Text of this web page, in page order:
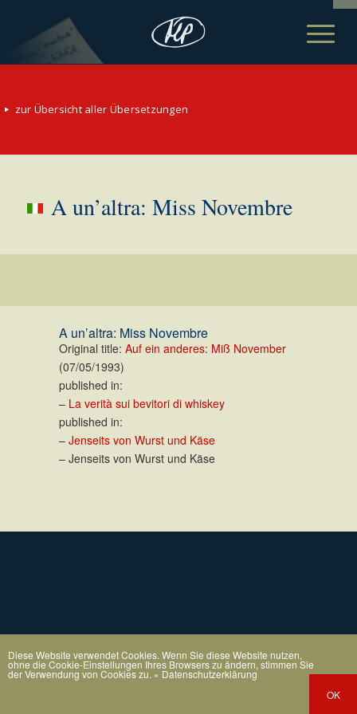
zur Übersicht aller Übersetzungen
A un’altra: Miss Novembre
A un’altra: Miss Novembre
Original title: Auf ein anderes: Miß November
(07/05/1993)
published in:
– La verità sui bevitori di whiskey
published in:
– Jenseits von Wurst und Käse
– Jenseits von Wurst und Käse
Diese Website verwendet Cookies. Wenn Sie diese Website nutzen,
ohne die Cookie-Einstellungen Ihres Browsers zu ändern, stimmen Sie
der Verwendung von Cookies zu. » Datenschutzerklärung
OK